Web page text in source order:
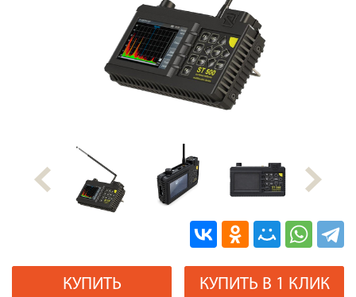
КУПИТЬ КУПИТЬ В 1 КЛИК